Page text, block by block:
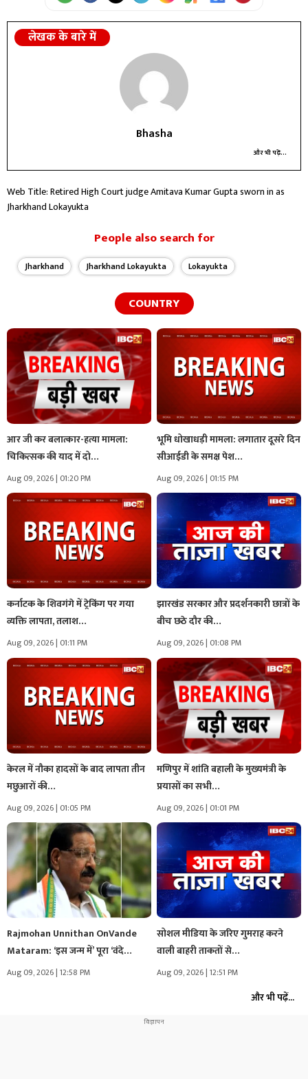
लेखक के बारे में
Bhasha
और भी पढ़ें...
Web Title: Retired High Court judge Amitava Kumar Gupta sworn in as
Jharkhand Lokayukta
People also search for
Jharkhand Jharkhand Lokayukta Lokayukta
COUNTRY
आर जी कर बलात्कार-हत्या मामला:
चिकित्सक की याद में दो…
Aug 09, 2026 | 01:20 PM
भूमि धोखाधड़ी मामला: लगातार दूसरे दिन
सीआईडी के समक्ष पेश…
Aug 09, 2026 | 01:15 PM
कर्नाटक के शिवगंगे में ट्रेकिंग पर गया
व्यक्ति लापता, तलाश…
Aug 09, 2026 | 01:11 PM
झारखंड सरकार और प्रदर्शनकारी छात्रों के
बीच छठे दौर की…
Aug 09, 2026 | 01:08 PM
केरल में नौका हादसों के बाद लापता तीन
मछुआरों की…
Aug 09, 2026 | 01:05 PM
मणिपुर में शांति बहाली के मुख्यमंत्री के
प्रयासों का सभी…
Aug 09, 2026 | 01:01 PM
Rajmohan Unnithan OnVande
Mataram: ‘इस जन्म में’ पूरा ‘वंदे
मातरम्’…
Aug 09, 2026 | 12:58 PM
सोशल मीडिया के जरिए गुमराह करने
वाली बाहरी ताकतों से…
Aug 09, 2026 | 12:51 PM
और भी पढ़ें...